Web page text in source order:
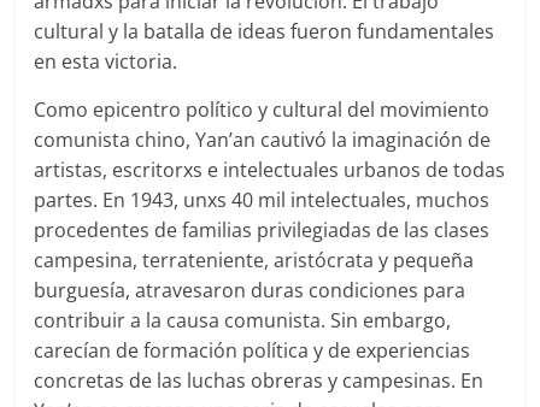
cultural y la batalla de ideas fueron fundamentales
en esta victoria.
Como epicentro político y cultural del movimiento
comunista chino, Yan’an cautivó la imaginación de
artistas, escritorxs e intelectuales urbanos de todas
partes. En 1943, unxs 40 mil intelectuales, muchos
procedentes de familias privilegiadas de las clases
campesina, terrateniente, aristócrata y pequeña
burguesía, atravesaron duras condiciones para
contribuir a la causa comunista. Sin embargo,
carecían de formación política y de experiencias
concretas de las luchas obreras y campesinas. En